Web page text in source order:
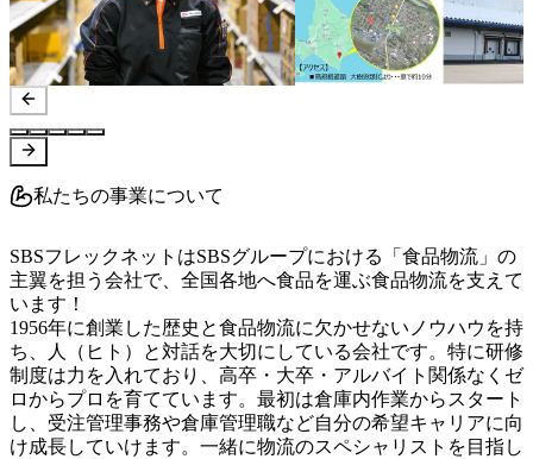
私たちの事業について
SBSフレックネットはSBSグループにおける「食品物流」の
主翼を担う会社で、全国各地へ食品を運ぶ食品物流を支えて
います！
1956年に創業した歴史と食品物流に欠かせないノウハウを持
ち、人（ヒト）と対話を大切にしている会社です。特に研修
制度は力を入れており、高卒・大卒・アルバイト関係なくゼ
ロからプロを育てています。最初は倉庫内作業からスタート
し、受注管理事務や倉庫管理職など自分の希望キャリアに向
け成長していけます。一緒に物流のスペシャリストを目指し